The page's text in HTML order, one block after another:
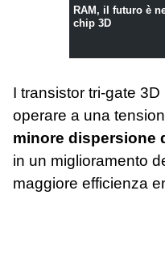
RAM, il futuro è
chip 3D
I transistor tri-gate
operare a una
minore dispersione
in un miglioramento
maggiore efficienza